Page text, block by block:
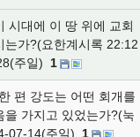
시대에 이 땅 위에 교회
는가?(요한계시록 22:12
주일)
1
편 강도는 어떤 회개를
을 가지고 있었는가?(눅
07-14(주일)
1